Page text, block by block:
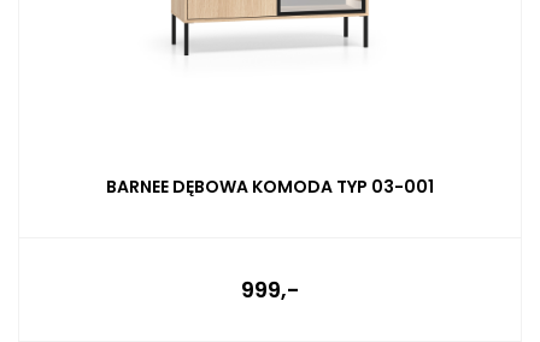
BARNEE DĘBOWA KOMODA TYP 03-001
999,-